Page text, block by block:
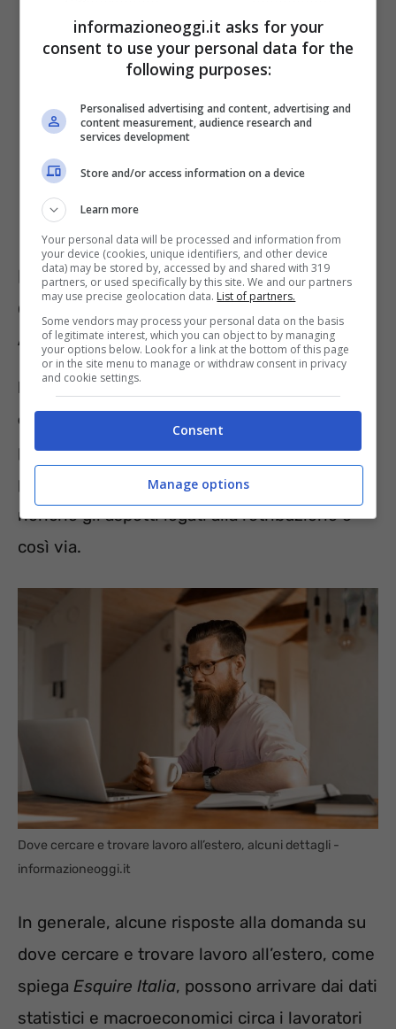
Dove trovare lavoro all’estero, in
quali Paesi cercarlo: Germania,
Australia e non solo
La scelta del Paese dove andare
eventualmente a lavorare all’estero
passa
per molteplici aspetti, tra cui ovviamente le
proprie esigenze personali, le competenze,
nonché gli aspetti legati alla retribuzione e
così via.
Dove cercare e trovare lavoro all’estero, alcuni dettagli -
informazioneoggi.it
In generale, alcune risposte alla domanda su
dove cercare e trovare lavoro all’estero, come
spiega Esquire Italia, possono arrivare dai dati
statistici e macroeconomici circa i lavoratori
informazioneoggi.it asks for your
consent to use your personal data for the
following purposes:
Personalised advertising and content, advertising and
content measurement, audience research and
services development
Store and/or access information on a device
Learn more
Your personal data will be processed and information from
your device (cookies, unique identifiers, and other device
data) may be stored by, accessed by and shared with 319
partners, or used specifically by this site. We and our partners
may use precise geolocation data. List of partners.
Some vendors may process your personal data on the basis
of legitimate interest, which you can object to by managing
your options below. Look for a link at the bottom of this page
or in the site menu to manage or withdraw consent in privacy
and cookie settings.
Consent
Manage options